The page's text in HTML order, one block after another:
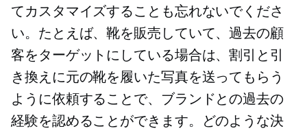
てカスタマイズすることも忘れないでくださ
い。たとえば、靴を販売していて、過去の顧
客をターゲットにしている場合は、割引と引
き換えに元の靴を履いた写真を送ってもらう
ように依頼することで、ブランドとの過去の
経験を認めることができます。どのような決